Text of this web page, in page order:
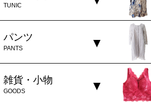
TUNIC
パンツ
PANTS
雑貨・小物
GOODS